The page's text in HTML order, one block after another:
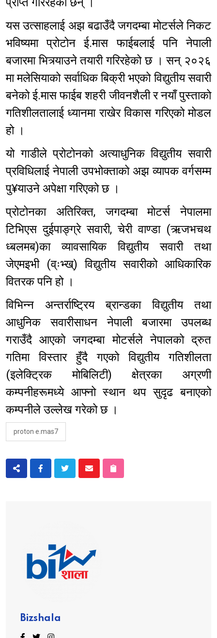
यस उत्साहलाई अझ बढाउँदै जगदम्बा मोटर्सले निकट
भविष्यमा प्रोटोन ई.मास फाईबलाई पनि नेपाली
बजारमा भित्र्याउने तयारी गरिरहेको छ । सन् २०२६
मा मलेसियाको सर्वाधिक बिक्री भएको विद्युतीय सवारी
बनेको ई.मास फाईब शहरी जीवनशैली र नयाँ पुस्ताको
गतिशीलतालाई ध्यानमा राखेर विकास गरिएको मोडल
हो ।
यो गाडीले प्रोटोनको अत्याधुनिक विद्युतीय सवारी
प्रविधिलाई नेपाली उपभोक्ताको अझ व्यापक वर्गसम्म
पु¥याउने अपेक्षा गरिएको छ ।
प्रोटोनका अतिरिक्त, जगदम्बा मोटर्स नेपालमा
टिभिएस दुईपाङ्ग्रे सवारी, चेरी वाण्डा (ऋजभचथ
ध्बलमब)का व्यावसायिक विद्युतीय सवारी तथा
जेएमइभी (व्ःभ्ख्) विद्युतीय सवारीको आधिकारिक
वितरक पनि हो ।
विभिन्न अन्तर्राष्ट्रिय ब्रान्डका विद्युतीय तथा
आधुनिक सवारीसाधन नेपाली बजारमा उपलब्ध
गराउँदै आएको जगदम्बा मोटर्सले नेपालको द्रुत
गतिमा विस्तार हुँदै गएको विद्युतीय गतिशीलता
(इलेक्ट्रिक मोबिलिटी) क्षेत्रका अग्रणी
कम्पनीहरूमध्ये आफ्नो स्थान थप सुदृढ बनाएको
कम्पनीले उल्लेख गरेको छ ।
proton e.mas7
Bizshala